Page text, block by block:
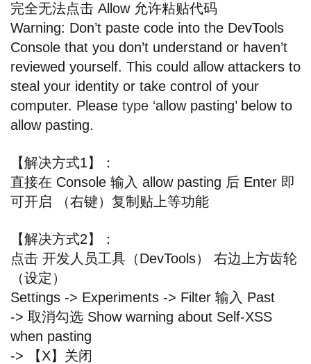
完全无法点击 Allow 允许粘贴代码
Warning: Don’t paste code into the DevTools
Console that you don’t understand or haven’t
reviewed yourself. This could allow attackers to
steal your identity or take control of your
computer. Please type ‘allow pasting’ below to
allow pasting.
【解决方式1】：
直接在 Console 输入 allow pasting 后 Enter 即
可开启 （右键）复制贴上等功能
【解决方式2】：
点击 开发人员工具（DevTools） 右边上方齿轮
（设定）
Settings -> Experiments -> Filter 输入 Past
-> 取消勾选 Show warning about Self-XSS
when pasting
-> 【X】关闭